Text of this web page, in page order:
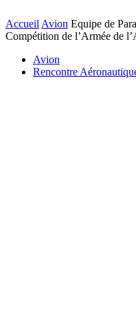
Accueil Avion Equipe de
Compétition de l’Armée de
Avion
Rencontre